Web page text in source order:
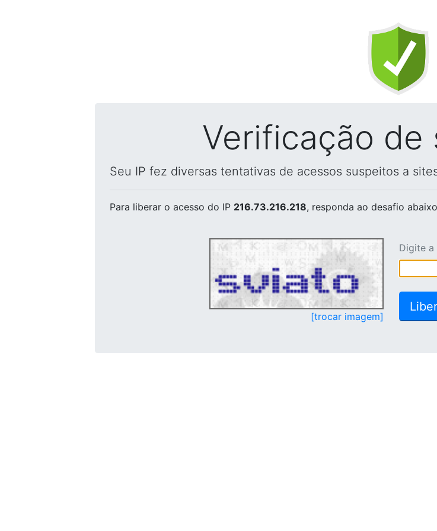
Verificação de
Seu IP fez diversas tentativas de acessos suspeitos a
Para liberar o acesso do IP 216.73.216.218, responda ao desafio
[trocar imagem]
Digite a